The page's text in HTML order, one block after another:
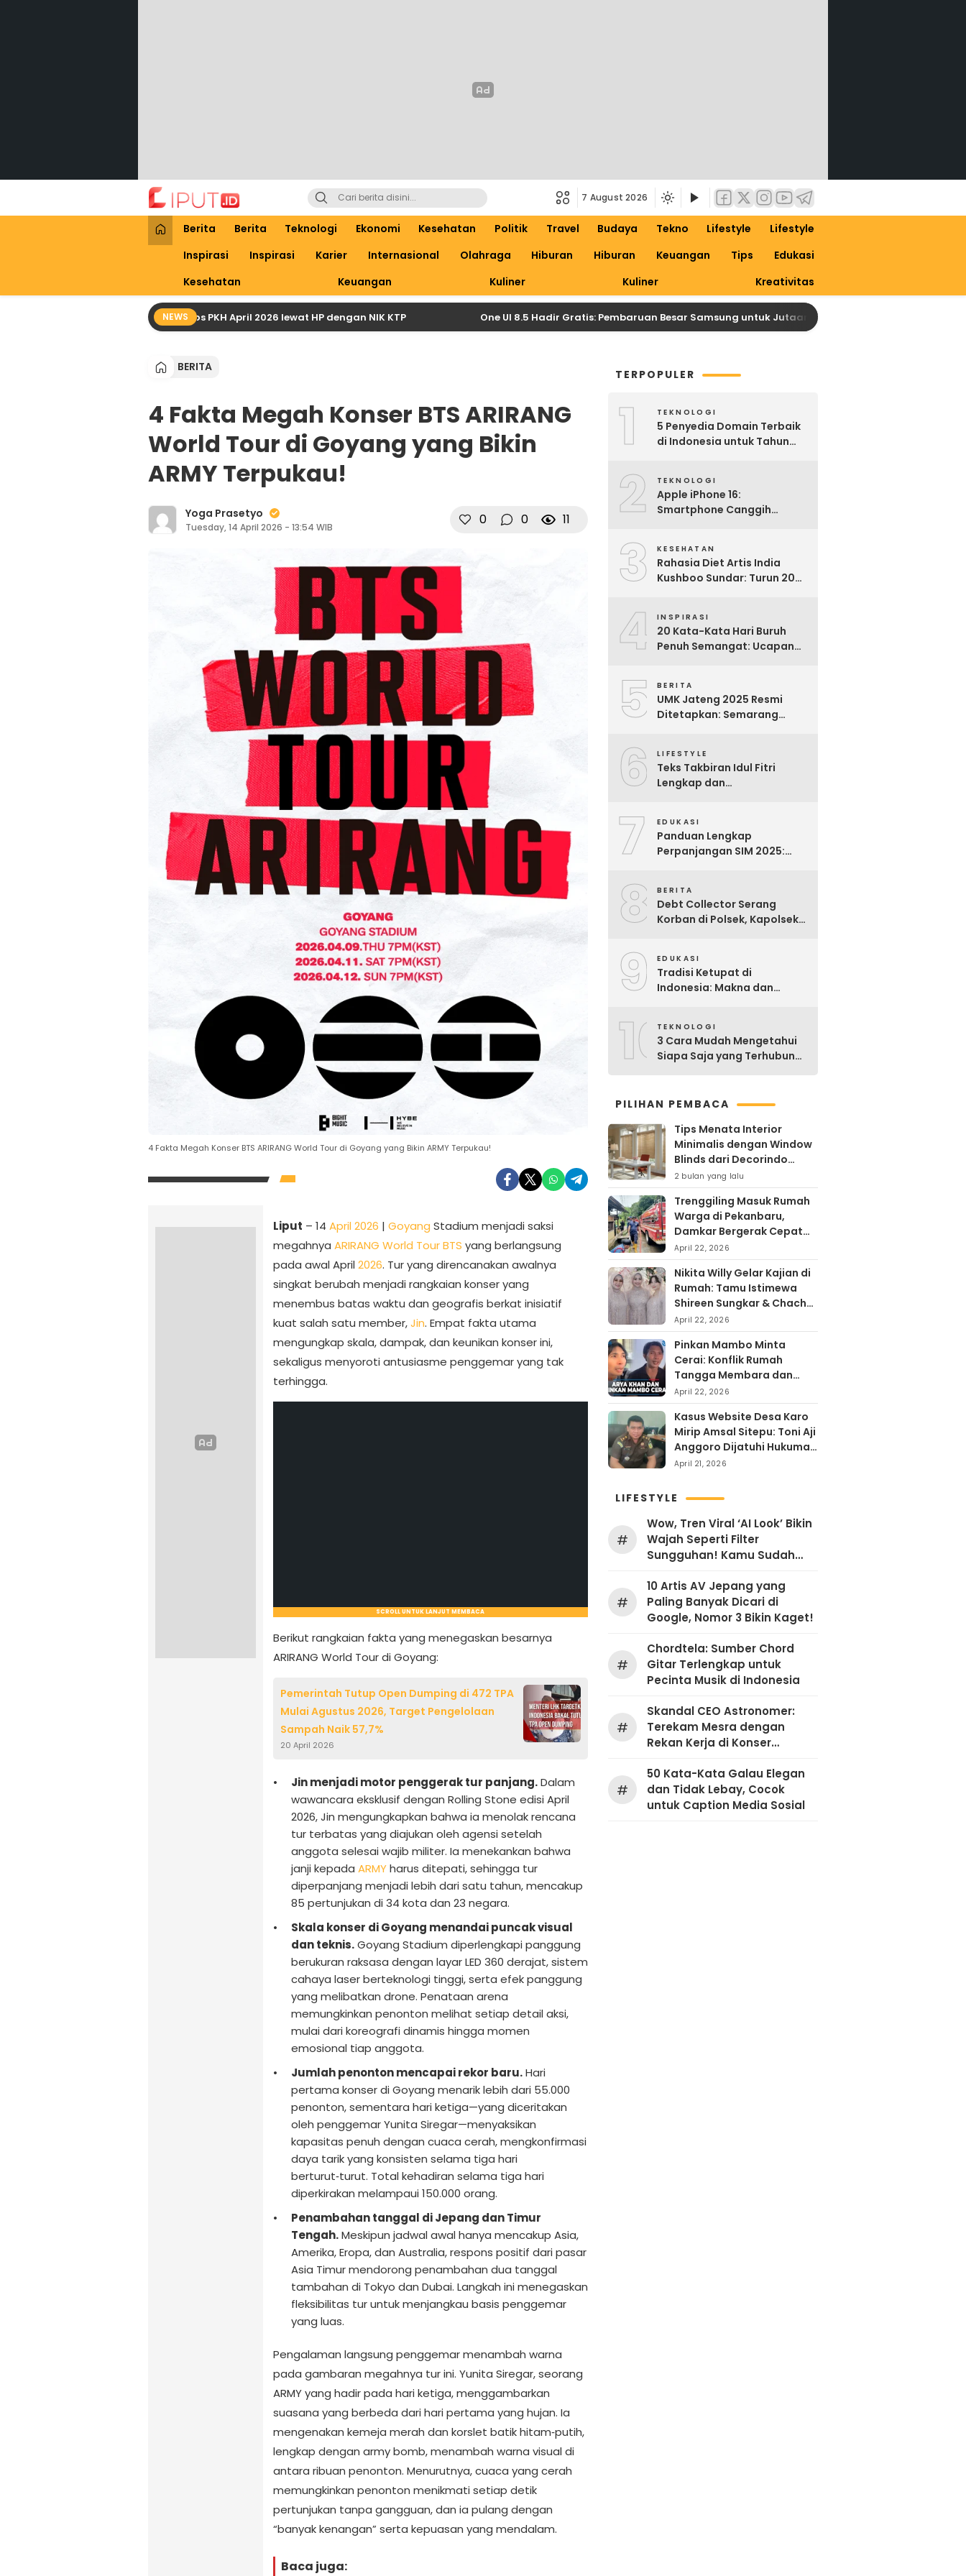
Liput
Liputan Digital
7 August 2026
Berita Berita Teknologi Ekonomi Kesehatan Politik Travel Budaya Tekno Lifestyle
Lifestyle
Inspirasi
Inspirasi Karier Internasional Olahraga Hiburan Hiburan Keuangan Tips
Edukasi
Kesehatan
Keuangan Kuliner Kuliner Kreativitas
NEWS
Cara Praktis Cek Bansos PKH April 2026 lewat HP dengan NIK KTP One UI 8.5 Hadir Gratis: Pembaruan Besar Samsung untuk Jutaan Galaxy, Siapkan Dirimu untuk One UI
BERITA
4 Fakta Megah Konser BTS ARIRANG
World Tour di Goyang yang Bikin
ARMY Terpukau!
Yoga Prasetyo
Tuesday, 14 April 2026 - 13:54 WIB 0 0 11
4 Fakta Megah Konser BTS ARIRANG World Tour di Goyang yang Bikin ARMY Terpukau!
Liput – 14 April 2026 | Goyang Stadium menjadi saksi
megahnya ARIRANG World TourBTS yang berlangsung
pada awal April 2026. Tur yang direncanakan awalnya
singkat berubah menjadi rangkaian konser yang
menembus batas waktu dan geografis berkat inisiatif
kuat salah satu member,Jin. Empat fakta utama
mengungkap skala, dampak, dan keunikan konser ini,
sekaligus menyoroti antusiasme penggemar yang tak
terhingga.
SCROLL UNTUK LANJUT MEMBACA
Berikut rangkaian fakta yang menegaskan besarnya
ARIRANG World Tour di Goyang:
Pemerintah Tutup Open Dumping di 472 TPA
Mulai Agustus 2026, Target Pengelolaan
Sampah Naik 57,7%
20 April 2026
Jin menjadi motor penggerak tur panjang.Dalam
wawancara eksklusif dengan Rolling Stone edisi April
2026, Jin mengungkapkan bahwa ia menolak rencana
tur terbatas yang diajukan oleh agensi setelah
anggota selesai wajib militer. Ia menekankan bahwa
janji kepada ARMYharus ditepati, sehingga tur
diperpanjang menjadi lebih dari satu tahun, mencakup
85 pertunjukan di 34 kota dan 23 negara.
Skala konser di Goyang menandai puncak visual
dan teknis.Goyang Stadium diperlengkapi panggung
berukuran raksasa dengan layar LED 360 derajat, sistem
cahaya laser berteknologi tinggi, serta efek panggung
yang melibatkan drone. Penataan arena
memungkinkan penonton melihat setiap detail aksi,
mulai dari koreografi dinamis hingga momen
emosional tiap anggota.
Jumlah penonton mencapai rekor baru.Hari
pertama konser di Goyang menarik lebih dari 55.000
penonton, sementara hari ketiga—yang diceritakan
oleh penggemar Yunita Siregar—menyaksikan
kapasitas penuh dengan cuaca cerah, mengkonfirmasi
daya tarik yang konsisten selama tiga hari
berturut‑turut. Total kehadiran selama tiga hari
diperkirakan melampaui 150.000 orang.
Penambahan tanggal di Jepang dan Timur
Tengah.Meskipun jadwal awal hanya mencakup Asia,
Amerika, Eropa, dan Australia, respons positif dari pasar
Asia Timur mendorong penambahan dua tanggal
tambahan di Tokyo dan Dubai. Langkah ini menegaskan
fleksibilitas tur untuk menjangkau basis penggemar
yang luas.
Pengalaman langsung penggemar menambah warna
pada gambaran megahnya tur ini. Yunita Siregar, seorang
ARMY yang hadir pada hari ketiga, menggambarkan
suasana yang berbeda dari hari pertama yang hujan. Ia
mengenakan kemeja merah dan korslet batik hitam‑putih,
lengkap dengan army bomb, menambah warna visual di
antara ribuan penonton. Menurutnya, cuaca yang cerah
memungkinkan penonton menikmati setiap detik
pertunjukan tanpa gangguan, dan ia pulang dengan
“banyak kenangan” serta kepuasan yang mendalam.
Baca juga:
TERPOPULER
1 TEKNOLOGI
5 Penyedia Domain Terbaik
di Indonesia untuk Tahun
2 TEKNOLOGI
Apple iPhone 16:
Smartphone Canggih
3 KESEHATAN
Rahasia Diet Artis India
Kushboo Sundar: Turun 20
4 INSPIRASI
20 Kata-Kata Hari Buruh
Penuh Semangat: Ucapan
5 BERITA
UMK Jateng 2025 Resmi
Ditetapkan: Semarang
6 LIFESTYLE
Teks Takbiran Idul Fitri
Lengkap dan
7 EDUKASI
Panduan Lengkap
Perpanjangan SIM 2025:
8 BERITA
Debt Collector Serang
Korban di Polsek, Kapolsek
9 EDUKASI
Tradisi Ketupat di
Indonesia: Makna dan
10TEKNOLOGI
3 Cara Mudah Mengetahui
Siapa Saja yang Terhubung
PILIHAN PEMBACA
Tips Menata Interior
Minimalis dengan Window
Blinds dari Decorindo
Perkasa
2 bulan yang lalu
Trenggiling Masuk Rumah
Warga di Pekanbaru,
Damkar Bergerak Cepat
Lakukan Evakuasi Aman
April 22, 2026
Nikita Willy Gelar Kajian di
Rumah: Tamu Istimewa
Shireen Sungkar & Chacha
Frederika, Rayakan Hari
Kartini dengan
Kehangatan
April 22, 2026
Pinkan Mambo Minta
Cerai: Konflik Rumah
Tangga Membara dan
Kontroversi Uang Endorse
Arya Khan
April 22, 2026
Kasus Website Desa Karo
Mirip Amsal Sitepu: Toni Aji
Anggoro Dijatuhi Hukuman
Penjara
April 21, 2026
LIFESTYLE
#
Wow, Tren Viral ‘AI Look’ Bikin
Wajah Seperti Filter
Sungguhan! Kamu Sudah
#
10 Artis AV Jepang yang
Paling Banyak Dicari di
Google, Nomor 3 Bikin Kaget!
#
Chordtela: Sumber Chord
Gitar Terlengkap untuk
Pecinta Musik di Indonesia
#
Skandal CEO Astronomer:
Terekam Mesra dengan
Rekan Kerja di Konser
#
50 Kata-Kata Galau Elegan
dan Tidak Lebay, Cocok
untuk Caption Media Sosial